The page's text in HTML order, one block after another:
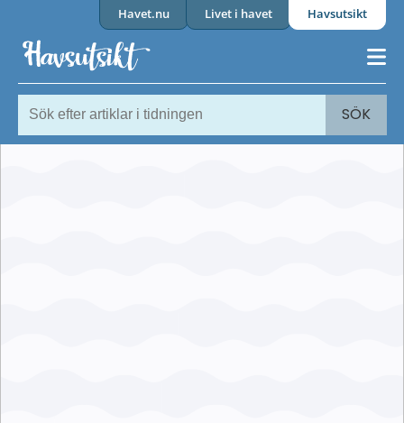
Havet.nu Livet i havet Havsutsikt
SÖK